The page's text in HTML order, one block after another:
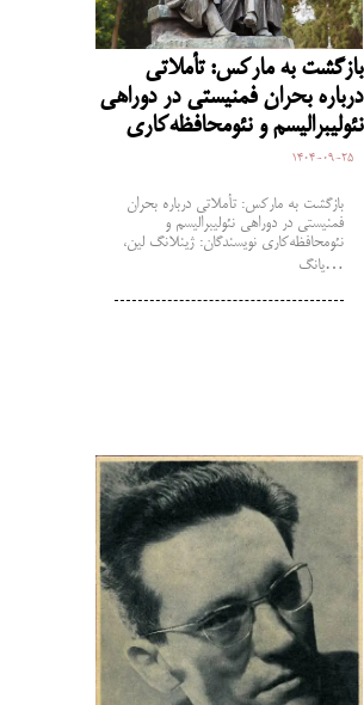
بازگشت به مارکس: تأملاتی
درباره بحران فمنیستی در دوراهی
نئولیبرالیسم و نئومحافظه‌کاری
1404-09-25
بازگشت به مارکس: تأملاتی درباره بحران
فمنیستی در دوراهی نئولیبرالیسم و
نئومحافظه‌کاری نویسندگان: ژینلانگ لین،
یانگ…